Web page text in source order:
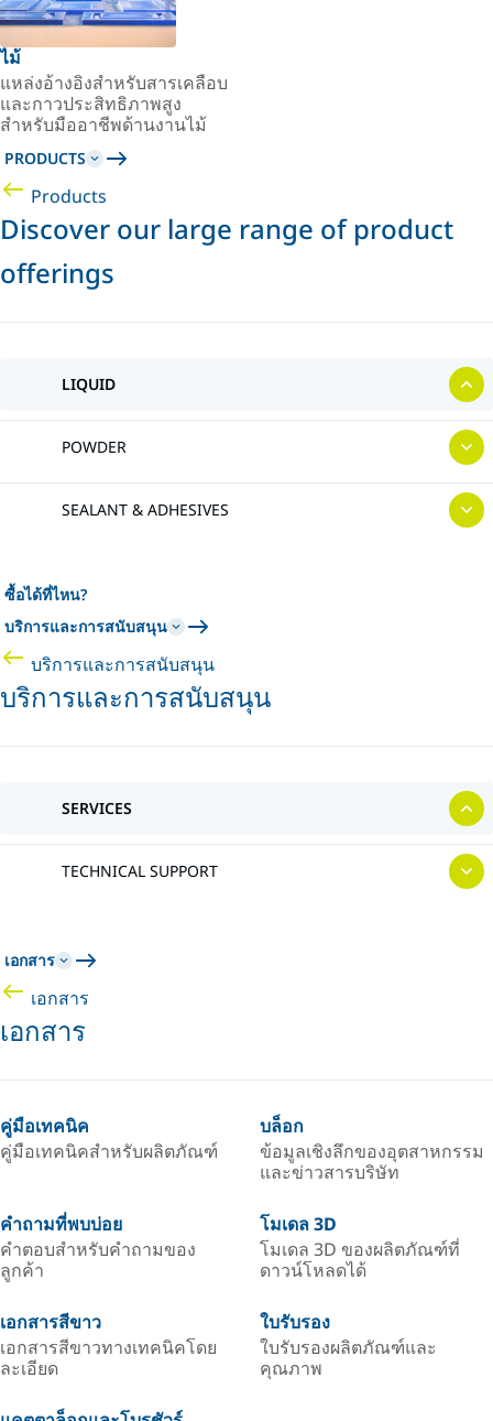
ไม้
แหล่งอ้างอิงสำหรับสารเคลือบ
และกาวประสิทธิภาพสูง
สำหรับมืออาชีพด้านงานไม้
PRODUCTS
Products
Discover our large range of product
offerings
LIQUID
POWDER
SEALANT & ADHESIVES
ซื้อได้ที่ไหน?
บริการและการสนับสนุน
บริการและการสนับสนุน
บริการและการสนับสนุน
SERVICES
TECHNICAL SUPPORT
เอกสาร
เอกสาร
เอกสาร
คู่มือเทคนิค
คู่มือเทคนิคสำหรับผลิตภัณฑ์
บล็อก
ข้อมูลเชิงลึกของอุตสาหกรรม
และข่าวสารบริษัท
คำถามที่พบบ่อย
คำตอบสำหรับคำถามของ
ลูกค้า
โมเดล 3D
โมเดล 3D ของผลิตภัณฑ์ที่
ดาวน์โหลดได้
เอกสารสีขาว
เอกสารสีขาวทางเทคนิคโดย
ละเอียด
ใบรับรอง
ใบรับรองผลิตภัณฑ์และ
คุณภาพ